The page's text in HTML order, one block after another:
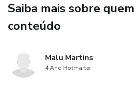
Saiba mais sobre
conteúdo
Malu Martins
4 Ano Hotmarter